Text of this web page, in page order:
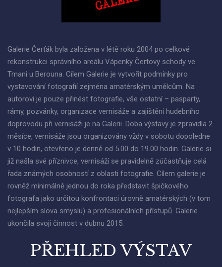
Galerie Čerťák byla založena v létě roku 2004 po celkové
rekonstrukci správního areálu Vápenky Čertovy schody ve
Tmani u Berouna. Cílem Galerie je vytvořit podmínky pro
vystavování fotografií zejména amatérským umělcům. Na
autorovi je pouze přinést fotografie, vše ostatní – pasparty,
rámy, pozvánky, organizace vernisáže a zajištění hudebního
doprovodu při vernisáži je na Galerii. Doba výstavy je zpravidla 2
měsíce, vernisáže jsou organizovány vždy v sobotu dopoledne
v 10 hodin, otevřeno je denně od 5.00 do 19.00 hodin. Galerie si
již našla své příznivce, vernisáží se pravidelně zúčastňuje celá
řada známých osobností z oblasti fotografie. Cílem galerie je
rovněž minimálně jednou do roka představit špičkového
fotografa jako určitou konfrontaci úrovně amatérských (v tom
nejlepším slova smyslu) a profesionálních přístupů. Galerie
ukončila svoji činnost v dubnu 2015.
PŘEHLED VÝSTAV